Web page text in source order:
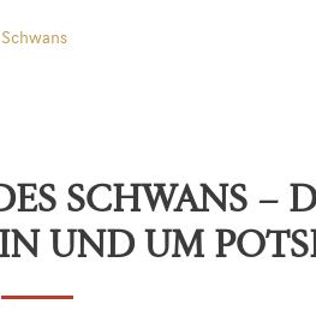
SCHWANS –
UND UM